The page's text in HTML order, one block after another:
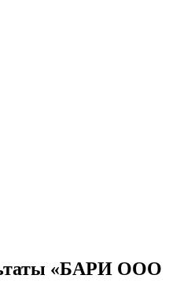
«БАРИ ООО